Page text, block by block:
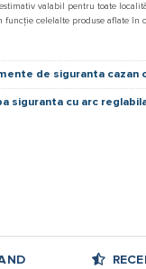
valabil pentru toate
funcție celelalte produse aflate în
de siguranta cazan
siguranta cu arc